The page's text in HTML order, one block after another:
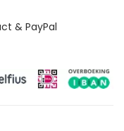
& PayPal